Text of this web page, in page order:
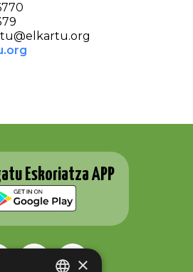
Eskoriatza APP
×